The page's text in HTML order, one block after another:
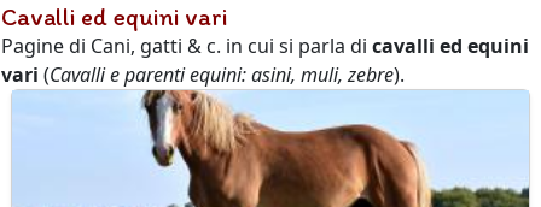
Cavalli ed equini vari
Pagine di Cani, gatti & c. in cui si parla di cavalli ed equini
vari (Cavalli e parenti equini: asini, muli, zebre).